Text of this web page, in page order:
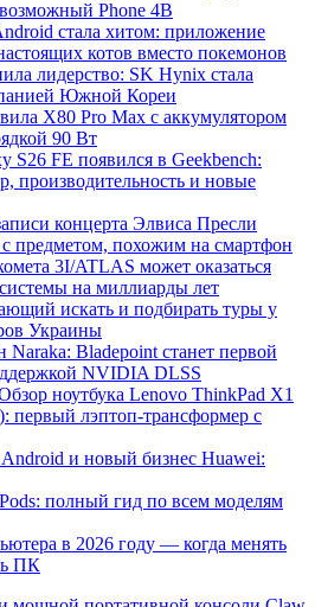
Phone 4B
стала хитом: приложение
котов вместо покемонов
лидерство: SK Hynix стала
Южной Кореи
X80 Pro Max с аккумулятором
90 Вт
S26 FE появился в Geekbench:
производительность и новые
концерта Элвиса Пресли
предметом, похожим на смартфон
3I/ATLAS может оказаться
на миллиарды лет
искать и подбирать туры у
Украины
Naraka: Bladepoint станет первой
NVIDIA DLSS
ноутбука Lenovo ThinkPad X1
первый лэптоп-трансформер с
и новый бизнес Huawei:
полный гид по всем моделям
в 2026 году — когда менять
ПК